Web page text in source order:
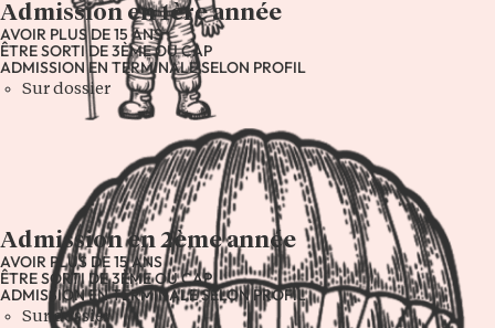
Admission en 1ère année
AVOIR PLUS DE 15 ANS
ÊTRE SORTI DE 3ÈME OU CAP
ADMISSION EN TERMINALE SELON PROFIL
Sur dossier
Admission en 2ème année
AVOIR PLUS DE 15 ANS
ÊTRE SORTI DE 3ÈME OU CAP
ADMISSION EN TERMINALE SELON PROFIL
Sur dossier